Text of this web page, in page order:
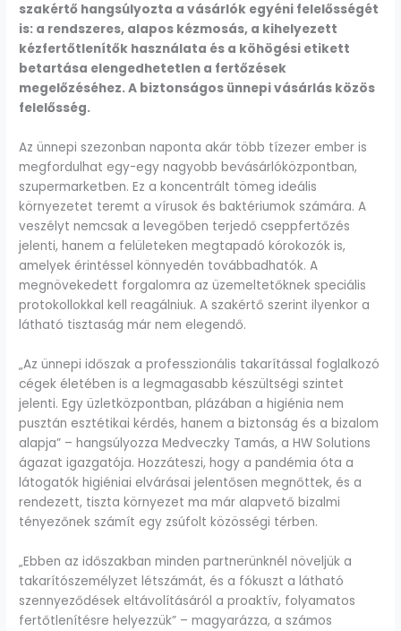
szakértő hangsúlyozta a vásárlók egyéni felelősségét
is: a rendszeres, alapos kézmosás, a kihelyezett
kézfertőtlenítők használata és a köhögési etikett
betartása elengedhetetlen a fertőzések
megelőzéséhez. A biztonságos ünnepi vásárlás közös
felelősség.
Az ünnepi szezonban naponta akár több tízezer ember is
megfordulhat egy-egy nagyobb bevásárlóközpontban,
szupermarketben. Ez a koncentrált tömeg ideális
környezetet teremt a vírusok és baktériumok számára. A
veszélyt nemcsak a levegőben terjedő cseppfertőzés
jelenti, hanem a felületeken megtapadó kórokozók is,
amelyek érintéssel könnyedén továbbadhatók. A
megnövekedett forgalomra az üzemeltetőknek speciális
protokollokkal kell reagálniuk. A szakértő szerint ilyenkor a
látható tisztaság már nem elegendő.
„Az ünnepi időszak a professzionális takarítással foglalkozó
cégek életében is a legmagasabb készültségi szintet
jelenti. Egy üzletközpontban, plázában a higiénia nem
pusztán esztétikai kérdés, hanem a biztonság és a bizalom
alapja” – hangsúlyozza Medveczky Tamás, a HW Solutions
ágazat igazgatója. Hozzáteszi, hogy a pandémia óta a
látogatók higiéniai elvárásai jelentősen megnőttek, és a
rendezett, tiszta környezet ma már alapvető bizalmi
tényezőnek számít egy zsúfolt közösségi térben.
„Ebben az időszakban minden partnerünknél növeljük a
takarítószemélyzet létszámát, és a fókuszt a látható
szennyeződések eltávolításáról a proaktív, folyamatos
fertőtlenítésre helyezzük” – magyarázza, a számos